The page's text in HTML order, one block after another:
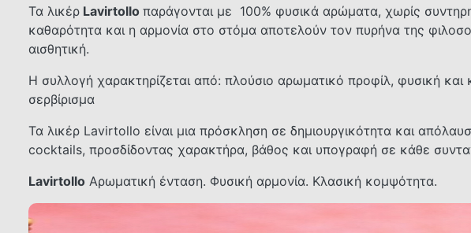
Τα λικέρ Lavirtollo παράγονται με 100% φυσικά αρώματα, χωρίς
καθαρότητα και η αρμονία στο στόμα αποτελούν τον πυρήνα της
αισθητική.
Η συλλογή χαρακτηρίζεται από: πλούσιο αρωματικό προφίλ, φυσική
σερβίρισμα
Τα λικέρ Lavirtollo είναι μια πρόσκληση σε δημιουργικότητα και
cocktails, προσδίδοντας χαρακτήρα, βάθος και υπογραφή σε κάθε
Lavirtollo Αρωματική ένταση. Φυσική αρμονία. Κλασική κομψότητα.